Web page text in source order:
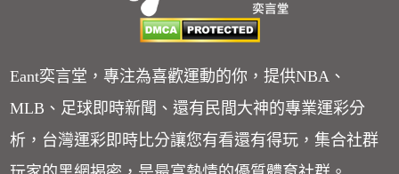
Eant奕言堂，專注為喜歡運動的你，提供NBA、
MLB、足球即時新聞、還有民間大神的專業運彩分
析，台灣運彩即時比分讓您有看還有得玩，集合社群